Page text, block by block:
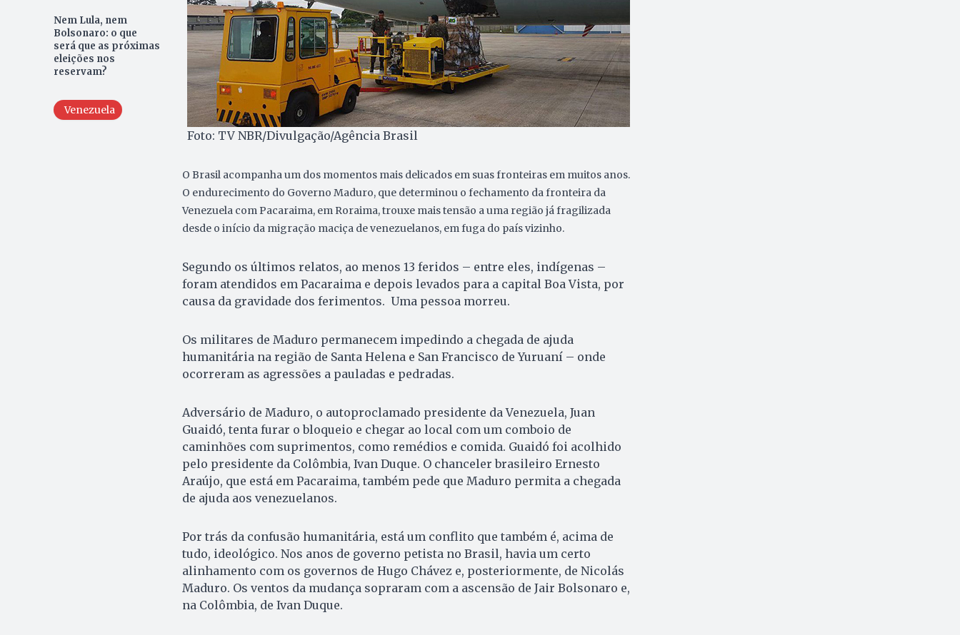
Nem Lula, nem
Bolsonaro: o que
será que as próximas
eleições nos
reservam?
Venezuela
Foto: TV NBR/Divulgação/Agência Brasil
O Brasil acompanha um dos momentos mais delicados em suas fronteiras em muitos anos.
O endurecimento do Governo Maduro, que determinou o fechamento da fronteira da
Venezuela com Pacaraima, em Roraima, trouxe mais tensão a uma região já fragilizada
desde o início da migração maciça de venezuelanos, em fuga do país vizinho.
Segundo os últimos relatos, ao menos 13 feridos – entre eles, indígenas –
foram atendidos em Pacaraima e depois levados para a capital Boa Vista, por
causa da gravidade dos ferimentos. Uma pessoa morreu.
Os militares de Maduro permanecem impedindo a chegada de ajuda
humanitária na região de Santa Helena e San Francisco de Yuruaní – onde
ocorreram as agressões a pauladas e pedradas.
Adversário de Maduro, o autoproclamado presidente da Venezuela, Juan
Guaidó, tenta furar o bloqueio e chegar ao local com um comboio de
caminhões com suprimentos, como remédios e comida. Guaidó foi acolhido
pelo presidente da Colômbia, Ivan Duque. O chanceler brasileiro Ernesto
Araújo, que está em Pacaraima, também pede que Maduro permita a chegada
de ajuda aos venezuelanos.
Por trás da confusão humanitária, está um conflito que também é, acima de
tudo, ideológico. Nos anos de governo petista no Brasil, havia um certo
alinhamento com os governos de Hugo Chávez e, posteriormente, de Nicolás
Maduro. Os ventos da mudança sopraram com a ascensão de Jair Bolsonaro e,
na Colômbia, de Ivan Duque.